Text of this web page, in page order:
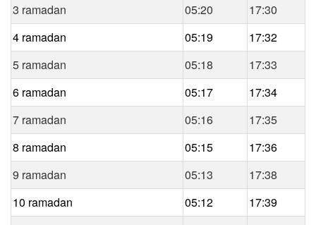
3 ramadan
05:20
17:30
4 ramadan
05:19
17:32
5 ramadan
05:18
17:33
6 ramadan
05:17
17:34
7 ramadan
05:16
17:35
8 ramadan
05:15
17:36
9 ramadan
05:13
17:38
10 ramadan
05:12
17:39